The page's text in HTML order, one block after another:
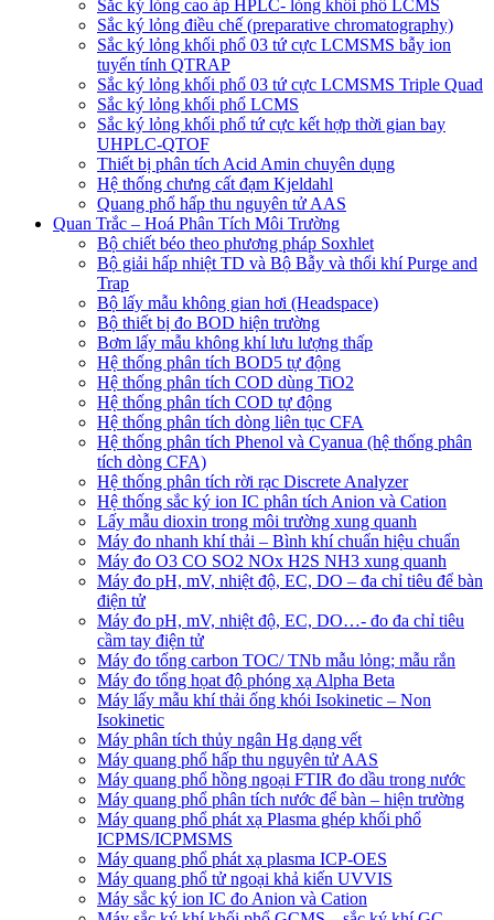
Sắc ký lỏng cao áp HPLC- lỏng khối phổ LCMS
Sắc ký lỏng điều chế (preparative chromatography)
Sắc ký lỏng khối phổ 03 tứ cực LCMSMS bẫy ion
tuyến tính QTRAP
Sắc ký lỏng khối phổ 03 tứ cực LCMSMS Triple Quad
Sắc ký lỏng khối phổ LCMS
Sắc ký lỏng khối phổ tứ cực kết hợp thời gian bay
UHPLC-QTOF
Thiết bị phân tích Acid Amin chuyên dụng
Hệ thống chưng cất đạm Kjeldahl
Quang phổ hấp thu nguyên tử AAS
Quan Trắc – Hoá Phân Tích Môi Trường
Bộ chiết béo theo phương pháp Soxhlet
Bộ giải hấp nhiệt TD và Bộ Bẫy và thổi khí Purge and
Trap
Bộ lấy mẫu không gian hơi (Headspace)
Bộ thiết bị đo BOD hiện trường
Bơm lấy mẫu không khí lưu lượng thấp
Hệ thống phân tích BOD5 tự động
Hệ thống phân tích COD dùng TiO2
Hệ thống phân tích COD tự động
Hệ thống phân tích dòng liên tục CFA
Hệ thống phân tích Phenol và Cyanua (hệ thống phân
tích dòng CFA)
Hệ thống phân tích rời rạc Discrete Analyzer
Hệ thống sắc ký ion IC phân tích Anion và Cation
Lấy mẫu dioxin trong môi trường xung quanh
Máy đo nhanh khí thải – Bình khí chuẩn hiệu chuẩn
Máy đo O3 CO SO2 NOx H2S NH3 xung quanh
Máy đo pH, mV, nhiệt độ, EC, DO – đa chỉ tiêu để bàn
điện tử
Máy đo pH, mV, nhiệt độ, EC, DO…- đo đa chỉ tiêu
cầm tay điện tử
Máy đo tổng carbon TOC/ TNb mẫu lỏng; mẫu rắn
Máy đo tổng họat độ phóng xạ Alpha Beta
Máy lấy mẫu khí thải ống khói Isokinetic – Non
Isokinetic
Máy phân tích thủy ngân Hg dạng vết
Máy quang phổ hấp thu nguyên tử AAS
Máy quang phổ hồng ngoại FTIR đo dầu trong nước
Máy quang phổ phân tích nước để bàn – hiện trường
Máy quang phổ phát xạ Plasma ghép khối phổ
ICPMS/ICPMSMS
Máy quang phổ phát xạ plasma ICP-OES
Máy quang phổ tử ngoại khả kiến UVVIS
Máy sắc ký ion IC đo Anion và Cation